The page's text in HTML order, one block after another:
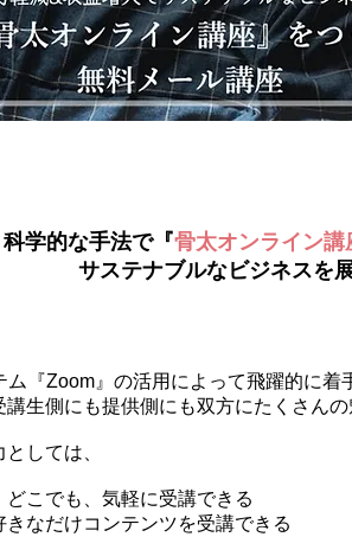
科学的な手法で『骨太オンライン講
サステナブルなビジネスを
ム『Zoom』の活用によって飛躍的に着
生側にも提供側にも双方にたくさんの
しては、
どこでも、気軽に受講できる
きなだけコンテンツを受講できる